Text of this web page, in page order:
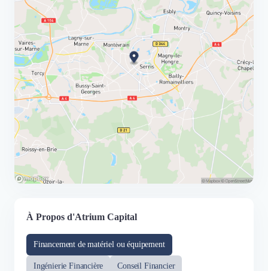
À Propos d'Atrium Capital
Financement de matériel ou équipement
Ingénierie Financière Conseil Financier